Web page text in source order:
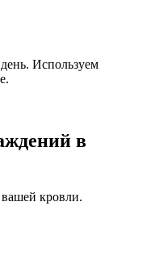
Используем
в
кровли.